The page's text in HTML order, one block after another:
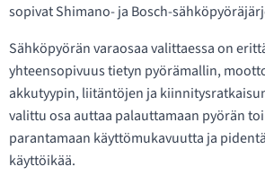
sopivat Shimano- ja Bosch-
Sähköpyörän varaosaa valittaessa on
yhteensopivuus tietyn pyörämallin,
akkutyypin, liitäntöjen ja
valittu osa auttaa palauttamaan pyörän
parantamaan käyttömukavuutta ja
käyttöikää.